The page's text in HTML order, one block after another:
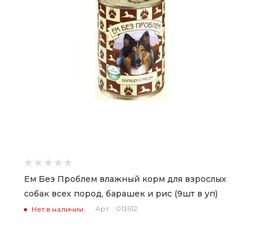
Ем Без Проблем влажный корм для взрослых
собак всех пород, барашек и рис (9шт в уп)
Нет в наличии Арт. : 013512